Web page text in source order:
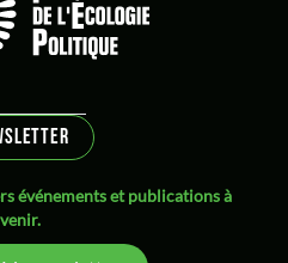
événements et publications à
venir.